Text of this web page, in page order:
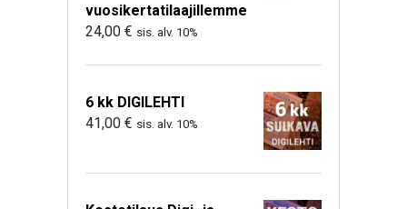
vuosikertatilaajillemme
24,00 € sis. alv. 10%
6 kk DIGILEHTI
41,00 € sis. alv. 10%